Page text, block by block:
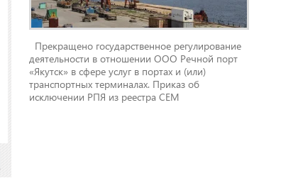
Прекращено государственное регулирование
деятельности в отношении ООО Речной порт
«Якутск» в сфере услуг в портах и (или)
транспортных терминалах. Приказ об
исключении РПЯ из реестра СЕМ